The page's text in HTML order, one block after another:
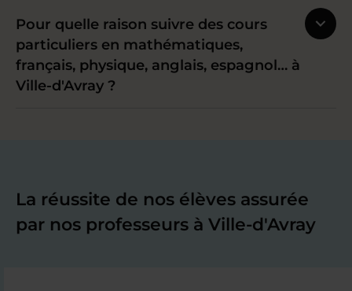
Pour quelle raison suivre des cours
particuliers en mathématiques,
français, physique, anglais, espagnol… à
Ville-d'Avray ?
La réussite de nos élèves assurée
par nos professeurs à Ville-d'Avray